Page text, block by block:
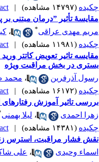
چکیده (۱۴۷۹۷ مشاهده) |
|
مقایسۀ تأثیر ”درمان مبتنی
مریم مهدی عراقی* ،
چکیده (۱۱۹۸۱ مشاهده) |
|
مقایسه تاثیر تعویض کاتتر
بستری در بخش مراقبت ویژه
رسول آذرفرین ، محمد
چکیده (۱۶۱۷۲ مشاهده) |
|
بررسی تاثیر آموزش رفتارهای
زهرا احمدی
، لیلا بهمنی
چکیده (۱۴۳۸۱ مشاهده) |
|
نقش فشار مراقبت، استرس
اسماء وحیدی
، علی